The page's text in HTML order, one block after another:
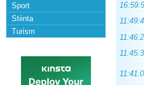
Sport
Stiinta
Turism